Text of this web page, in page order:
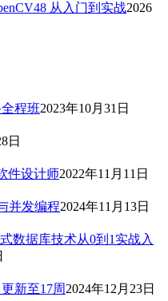
从入门到实战2026
程班2023年10月31日
日
件设计师2022年11月11日
并发编程2024年11月13日
数据库技术从0到1实战入
新至17周2024年12月23日